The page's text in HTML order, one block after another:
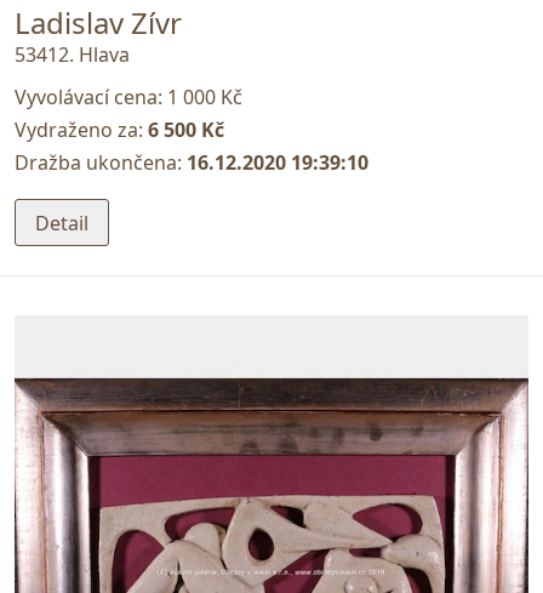
Ladislav Zívr
53412. Hlava
Vyvolávací cena: 1 000 Kč
Vydraženo za: 6 500 Kč
Dražba ukončena: 16.12.2020 19:39:10
Detail